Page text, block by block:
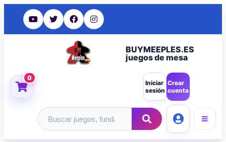
BUYMEEPLES.ES
juegos de mesa
0
Iniciar
sesión
Crear
cuenta
Buscar productos